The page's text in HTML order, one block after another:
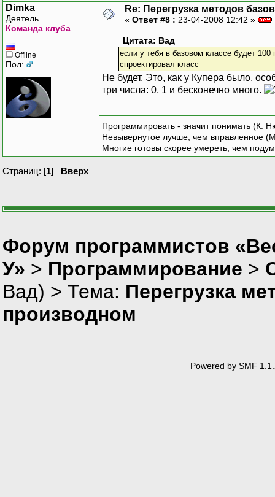
Dimka
Деятель
Команда клуба
Offline
Пол:
Re: Перегрузка методов
« Ответ #8 : 23-04-2008 12:42 »
Цитата: Вад
если у тебя в базовом классе будет
спроектировал класс
Не будет. Это, как у Купера было,
три числа: 0, 1 и бесконечно много.
Программировать - значит понимать (К.
Невывернутое лучше, чем вправленное
Многие готовы скорее умереть, чем
Страниц: [1] Вверх
Форум программистов
У» > Программирование >
Вад) > Тема: Перегрузка
производном
Powered by SMF